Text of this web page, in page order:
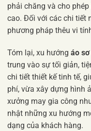
phải chăng và cho
cao. Đối với các chi tiết
phương pháp thêu vi
Tóm lại, xu hướng áo
trung vào sự tối giản,
chi tiết thiết kế tinh tế,
phí, vừa xây dựng hình
xưởng may gia công
nhật những xu hướng
dạng của khách hàng.